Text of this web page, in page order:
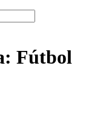
Fútbol